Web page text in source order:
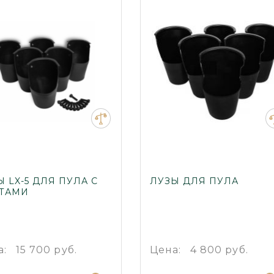
LX-5 ДЛЯ ПУЛА С
15 700 руб.
ЛУЗЫ ДЛЯ ПУЛА
Цена: 4 800 руб.